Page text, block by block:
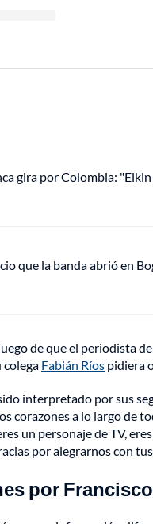
gira por Colombia:
que la banda abrió en
de que el periodista
colega Fabián Ríos pidiera
interpretado por sus
corazones a lo largo de
un personaje de TV,
por alegrarnos con
por